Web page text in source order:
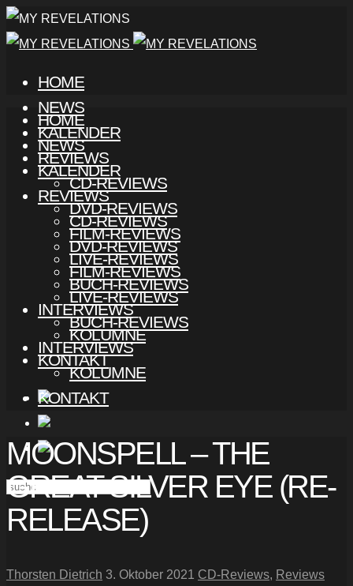
HOME
NEWS
KALENDER
REVIEWS
CD-REVIEWS
DVD-REVIEWS
FILM-REVIEWS
LIVE-REVIEWS
BUCH-REVIEWS
INTERVIEWS
KOLUMNE
KONTAKT
HOME
NEWS
KALENDER
REVIEWS
CD-REVIEWS
DVD-REVIEWS
FILM-REVIEWS
LIVE-REVIEWS
BUCH-REVIEWS
INTERVIEWS
KOLUMNE
KONTAKT
MOONSPELL – THE
GREAT SILVER EYE (RE-
RELEASE)
Thorsten Dietrich 3. Oktober 2021 CD-Reviews, Reviews